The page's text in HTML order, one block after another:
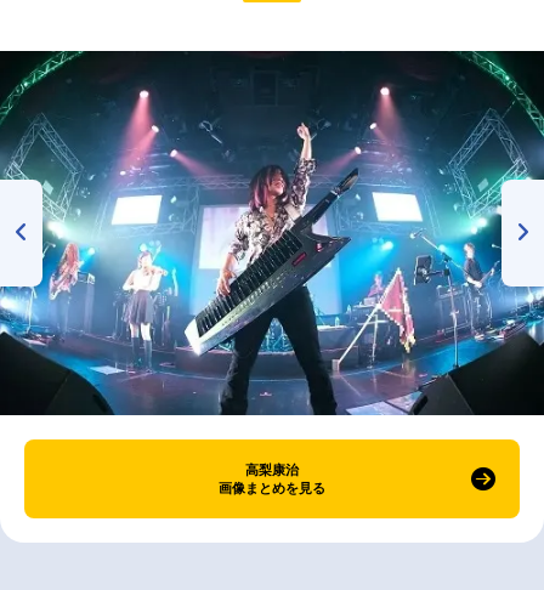
高梨康治
画像まとめを見る